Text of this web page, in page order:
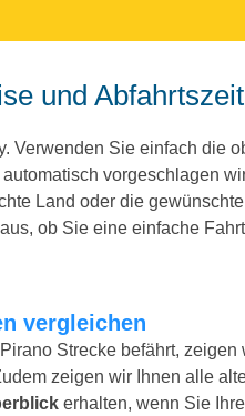
und
Verwenden Sie einfach die
vorgeschlagen
Land oder die
ob Sie eine einfache
vergleichen
Strecke befährt,
zeigen wir Ihnen alle
erhalten, wenn Sie